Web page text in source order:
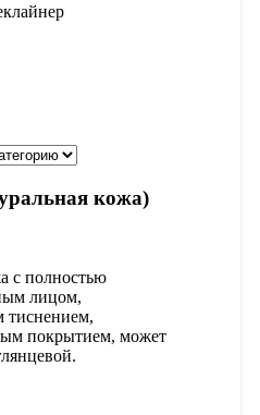
кожа)
с полностью
лицом,
тиснением,
покрытием, может